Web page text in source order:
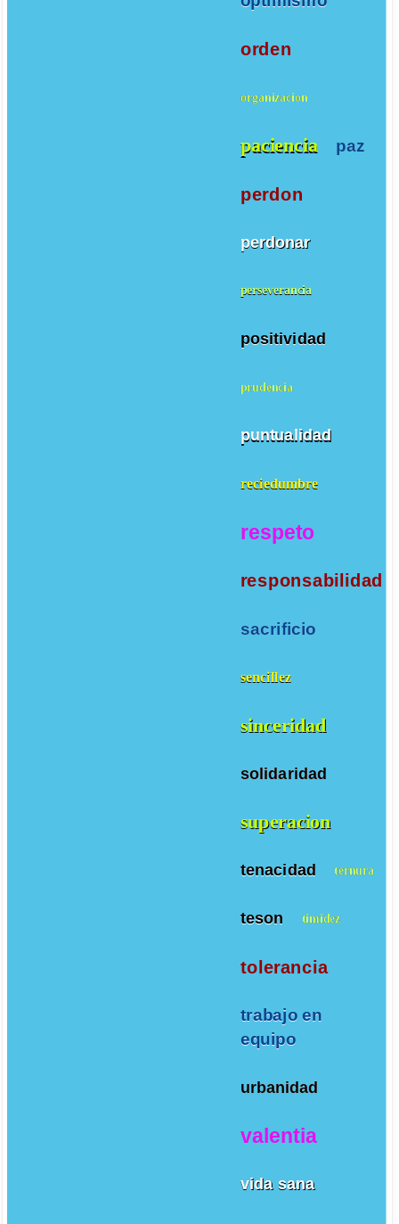
orden
organizacion
paciencia paz
perdon
perdonar
perseverancia
positividad
prudencia
puntualidad
reciedumbre
respeto
responsabilidad
sacrificio
sencillez
sinceridad
solidaridad
superacion
tenacidad ternura
teson timidez
tolerancia
trabajo en
equipo
urbanidad
valentia
vida sana